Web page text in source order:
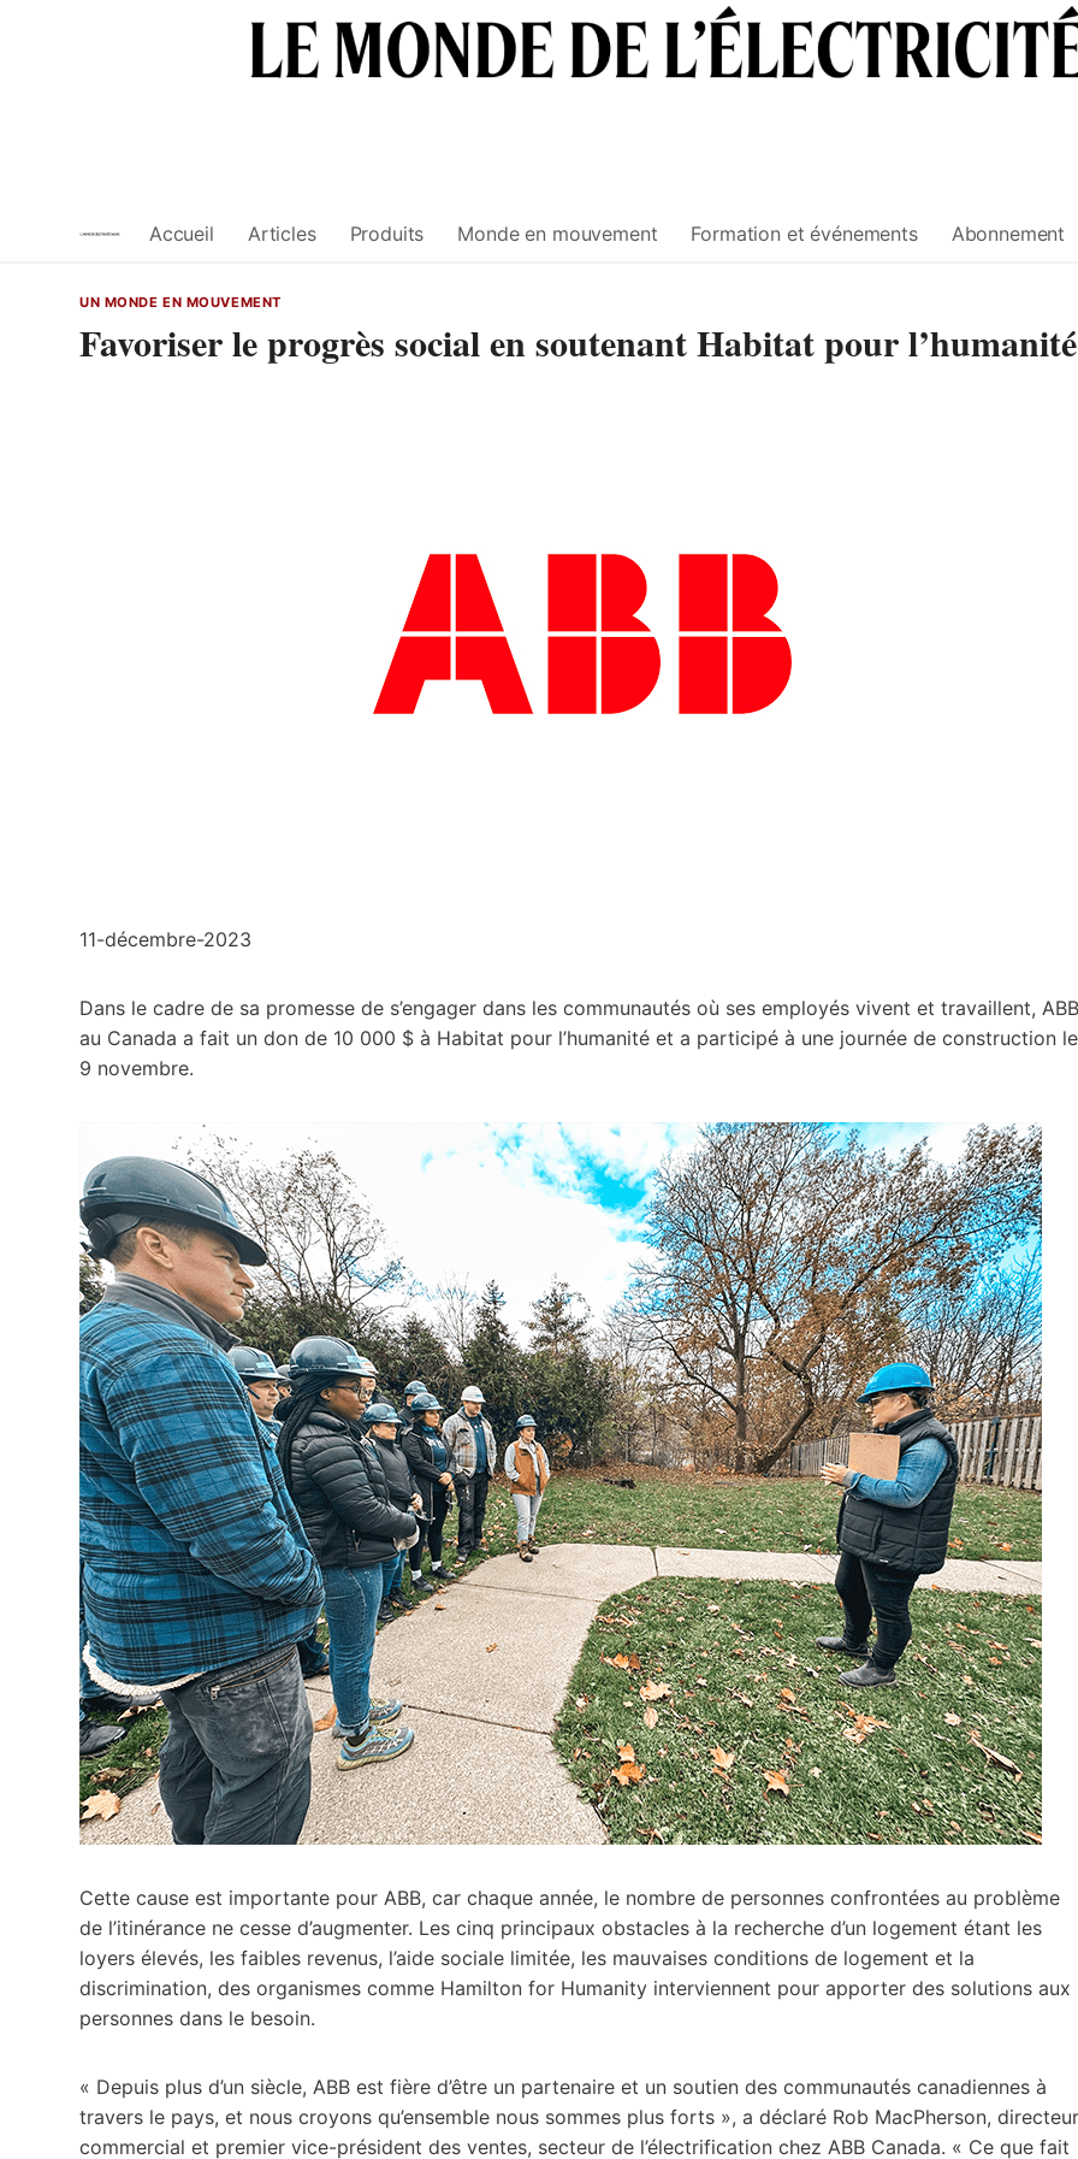
Accueil Articles Produits Monde en mouvement Formation et événements Abonnement
UN MONDE EN MOUVEMENT
Favoriser le progrès social en soutenant Habitat pour l’humanité
11-décembre-2023
Dans le cadre de sa promesse de s’engager dans les communautés où ses employés vivent et travaillent, ABB
au Canada a fait un don de 10 000 $ à Habitat pour l’humanité et a participé à une journée de construction le
9 novembre.
Cette cause est importante pour ABB, car chaque année, le nombre de personnes confrontées au problème
de l’itinérance ne cesse d’augmenter. Les cinq principaux obstacles à la recherche d’un logement étant les
loyers élevés, les faibles revenus, l’aide sociale limitée, les mauvaises conditions de logement et la
discrimination, des organismes comme Hamilton for Humanity interviennent pour apporter des solutions aux
personnes dans le besoin.
« Depuis plus d’un siècle, ABB est fière d’être un partenaire et un soutien des communautés canadiennes à
travers le pays, et nous croyons qu’ensemble nous sommes plus forts », a déclaré Rob MacPherson, directeur
commercial et premier vice-président des ventes, secteur de l’électrification chez ABB Canada. « Ce que fait